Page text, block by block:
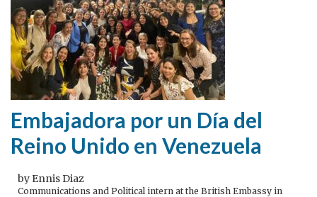
Embajadora por un Día del
Reino Unido en Venezuela
by Ennis Diaz
Communications and Political intern at the British Embassy in